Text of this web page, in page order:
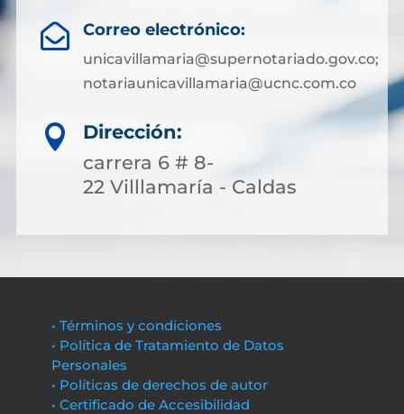
 Correo electrónico:
unicavillamaria@supernotariado.gov.co;
notariaunicavillamaria@ucnc.com.co

Dirección:
carrera 6 # 8-
22 Villlamaría - Caldas
• Términos y condiciones
• Política de Tratamiento de Datos
Personales
• Políticas de derechos de autor
• Certificado de Accesibilidad